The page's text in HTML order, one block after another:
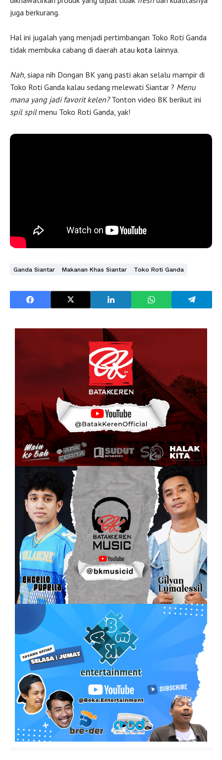
juga berkurang.
Hal ini jugalah yang menjadi pertimbangan Toko Roti Ganda
tidak membuka cabang di daerah atau kota lainnya.
Nah, siapa nih Dongan BK yang pasti akan selalu mampir di
Toko Roti Ganda kalau sedang melewati Siantar ? Menu
mana yang jadi favorit kelen?Tonton video BK berikut ini
spil spilmenu Toko Roti Ganda, yak!
Ganda Siantar Makanan Khas Siantar Toko Roti Ganda